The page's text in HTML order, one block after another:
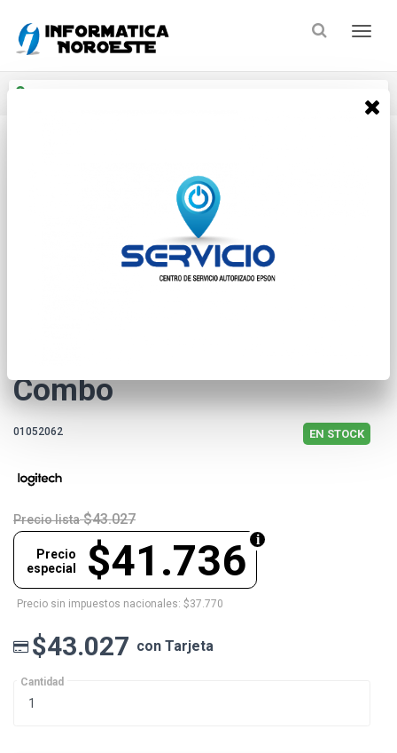
Combo
01052062 EN STOCK
Precio lista $43.027
$41.736
Precio
especial
Precio sin impuestos nacionales: $37.770
$43.027 con Tarjeta
Cantidad